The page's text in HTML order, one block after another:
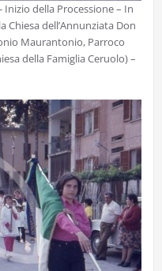
Inizio della Processione – In
Chiesa dell’Annunziata Don
Maurantonio, Parroco
della Famiglia Ceruolo) –